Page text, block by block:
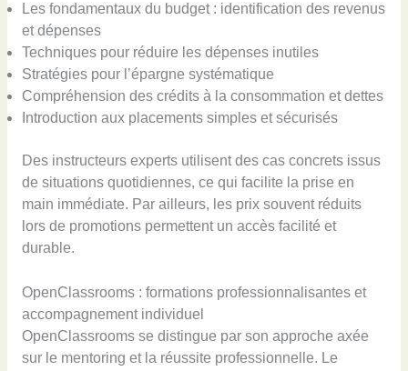
Les fondamentaux du budget : identification des revenus
et dépenses
Techniques pour réduire les dépenses inutiles
Stratégies pour l’épargne systématique
Compréhension des crédits à la consommation et dettes
Introduction aux placements simples et sécurisés
Des instructeurs experts utilisent des cas concrets issus
de situations quotidiennes, ce qui facilite la prise en
main immédiate. Par ailleurs, les prix souvent réduits
lors de promotions permettent un accès facilité et
durable.
OpenClassrooms : formations professionnalisantes et
accompagnement individuel
OpenClassrooms se distingue par son approche axée
sur le mentoring et la réussite professionnelle. Le